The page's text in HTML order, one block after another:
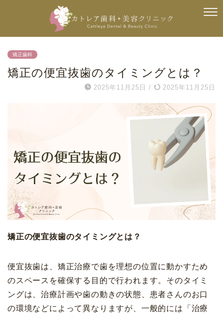
矯正歯科
矯正の便宜抜歯のタイミングとは？
2025年11月25日 / 2025年11月25日
矯正の便宜抜歯のタイミングとは？
便宜抜歯は、矯正治療で歯を理想の位置に動かすため
のスペースを確保する目的で行われます。そのタイミ
ングは、治療計画や歯の動きの状態、患者さんのお口
の環境などによって異なりますが、一般的には「治療